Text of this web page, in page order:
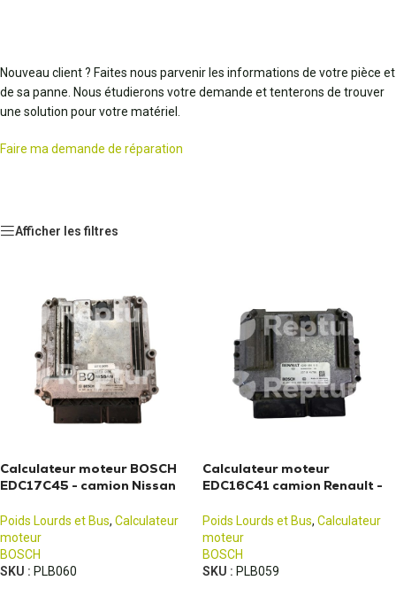
Nouveau client ? Faites nous parvenir les informations de votre pièce et
de sa panne. Nous étudierons votre demande et tenterons de trouver
une solution pour votre matériel.
Faire ma demande de réparation
Afficher les filtres
Calculateur moteur BOSCH
EDC17C45 - camion Nissan
Poids Lourds et Bus, Calculateur
moteur
BOSCH
SKU : PLB060
Calculateur moteur
EDC16C41 camion Renault -
Poids Lourds et Bus, Calculateur
moteur
BOSCH
SKU : PLB059